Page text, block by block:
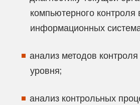
компьютерного
информационных
анализ методов
уровня;
анализ контрольных